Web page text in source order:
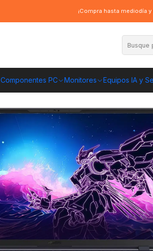
Componentes PC Monitores Equipos IA y
¡Compra hasta mediodía
Notebook Aorus 16X (2024) 165Hz, i7-14650HX,